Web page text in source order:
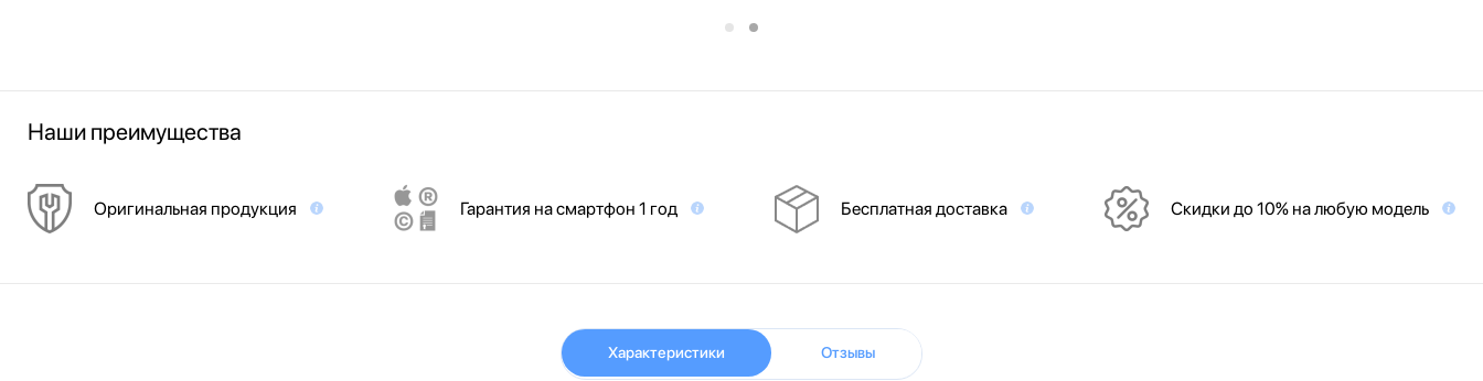
Наши преимущества
Оригинальная продукция Гарантия на смартфон 1 год Бесплатная доставка Скидки до 10% на любую модель
Характеристики Отзывы